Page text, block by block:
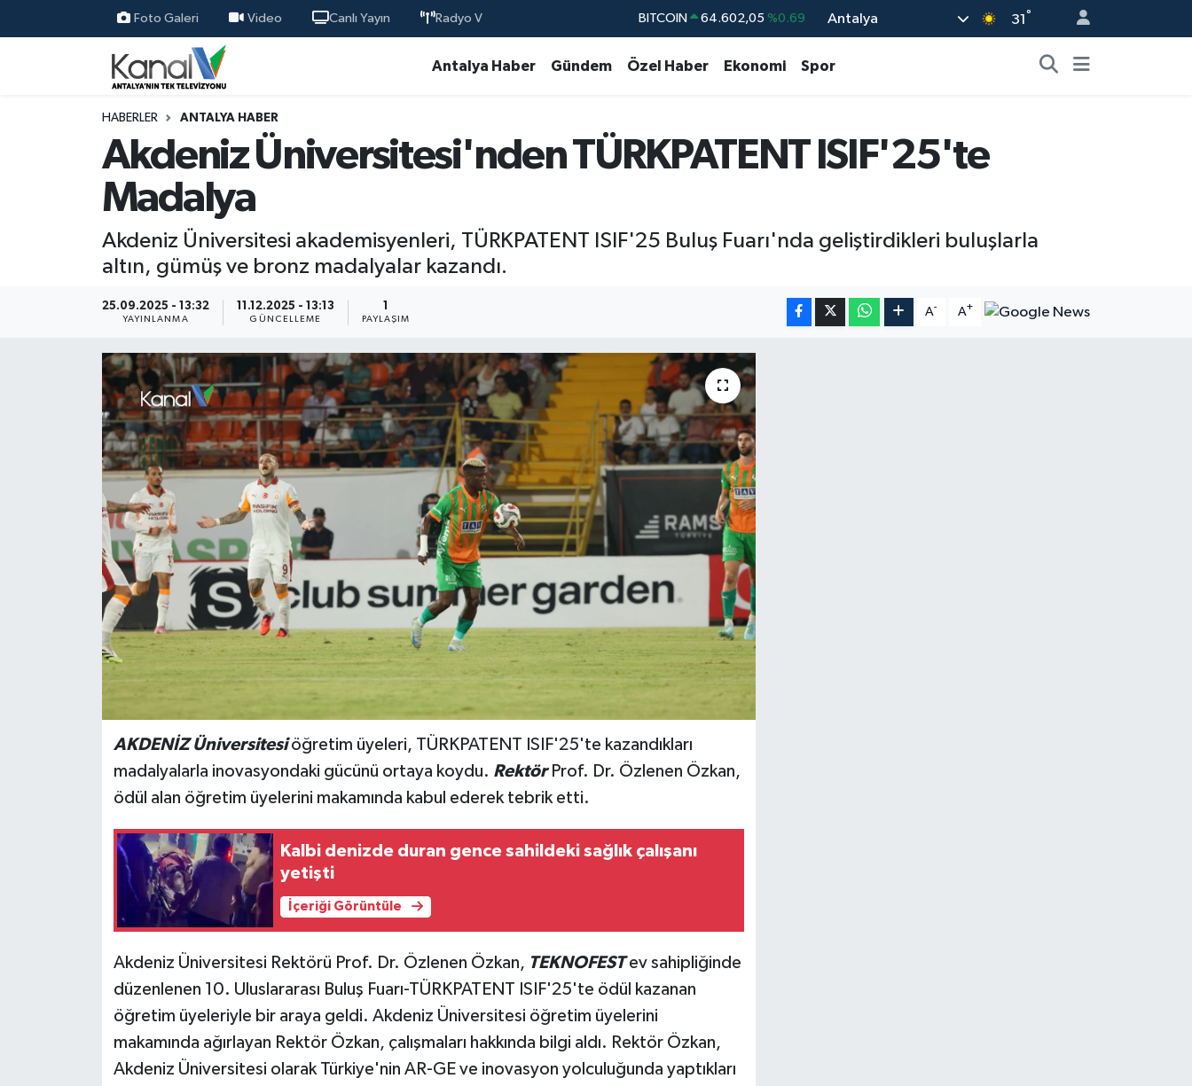
Foto Galeri Video Canlı Yayın Radyo V BITCOIN 64.602,05 %0.69
GRAM ALTIN 6513.94 %0.32
Antalya 31 °
Antalya Haber Gündem Özel Haber Ekonomi Spor
HABERLER ANTALYA HABER
Akdeniz Üniversitesi'nden TÜRKPATENT ISIF'25'te
Madalya
Akdeniz Üniversitesi akademisyenleri, TÜRKPATENT ISIF'25 Buluş Fuarı'nda geliştirdikleri buluşlarla
altın, gümüş ve bronz madalyalar kazandı.
25.09.2025 - 13:32
YAYINLANMA
11.12.2025 - 13:13
GÜNCELLEME
1
PAYLAŞIM
A- A+
AKDENİZ Üniversitesiöğretim üyeleri, TÜRKPATENT ISIF'25'te kazandıkları
madalyalarla inovasyondaki gücünü ortaya koydu. RektörProf. Dr. Özlenen Özkan,
ödül alan öğretim üyelerini makamında kabul ederek tebrik etti.
Kalbi denizde duran gence sahildeki sağlık çalışanı
yetişti
İçeriği Görüntüle
Akdeniz Üniversitesi Rektörü Prof. Dr. Özlenen Özkan, TEKNOFESTev sahipliğinde
düzenlenen 10. Uluslararası Buluş Fuarı-TÜRKPATENT ISIF'25'te ödül kazanan
öğretim üyeleriyle bir araya geldi. Akdeniz Üniversitesi öğretim üyelerini
makamında ağırlayan Rektör Özkan, çalışmaları hakkında bilgi aldı. Rektör Özkan,
Akdeniz Üniversitesi olarak Türkiye'nin AR-GE ve inovasyon yolculuğunda yaptıkları
Ana Haber
Antalya Haber
Ekonomi
Haber Kuşakları
Haberler
KANALV Spor
Kültür Sanat
Magazin
Öğle Bülteni
Sosyal medya
Nöbetçi Eczaneler
Hava Durumu
Trafik Durumu
Süper Lig Puan Durumu ve Fikstür
Tüm Manşetler